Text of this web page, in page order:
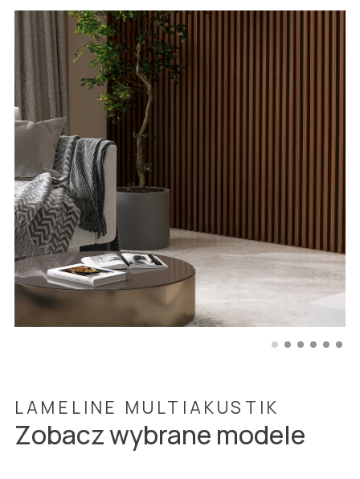
Drzwi dwuskrzydłowe
Ościeżnice, korony, stopki, naświetla
Kolory wykończeń drzwi
Rodzaje i kolory szkła
Akcesoria do drzwi
Gdzie kupić drzwi LAGRUS?
W KOLEKCJI LAMELINE SĄ DOSTĘPNE TRZY
RODZAJE LAMELI: LARGE, SLIM I SLIM LUX
LAMELINE MULTIAKUSTIK
Zobacz wybrane modele